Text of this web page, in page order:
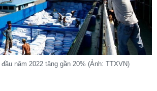
năm 2022 tăng gần 20% (Ảnh: TTXVN)